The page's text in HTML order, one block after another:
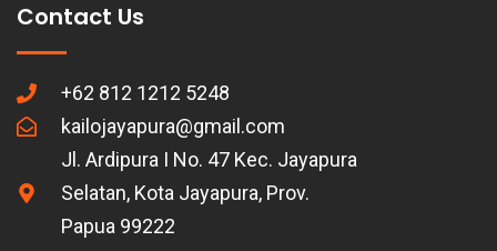
Contact Us
+62 812 1212 5248
kailojayapura@gmail.com
Jl. Ardipura I No. 47 Kec. Jayapura
Selatan, Kota Jayapura, Prov.
Papua 99222